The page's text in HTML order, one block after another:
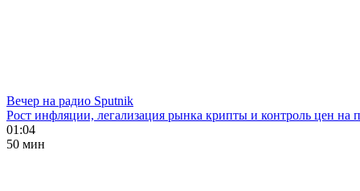
Вечер на радио Sputnik
Рост инфляции, легализация рынка крипты и контроль цен на
01:04
50 мин